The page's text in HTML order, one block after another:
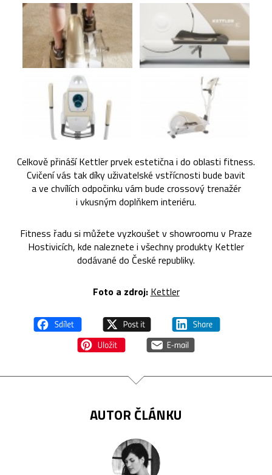
Celkově přináší Kettler prvek estetična i do oblasti fitness.
Cvičení vás tak díky uživatelské vstřícnosti bude bavit
a ve chvílích odpočinku vám bude crossový trenažér
i vkusným doplňkem interiéru.
Fitness řadu si můžete vyzkoušet v showroomu v Praze
Hostivicích, kde naleznete i všechny produkty Kettler
dodávané do České republiky.
Foto a zdroj: Kettler
AUTOR ČLÁNKU